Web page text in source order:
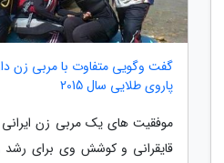
گفت وگویی متفاوت با مربی زن
پاروی طلایی سال 2015
موفقیت های یک مربی زن
قایقرانی و کوشش وی برای رشد